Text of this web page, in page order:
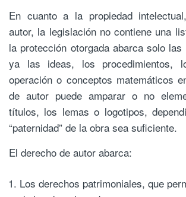
En cuanto a la propiedad
autor, la legislación no contiene una
la protección otorgada abarca solo
ya las ideas, los procedimientos,
operación o conceptos matemáticos
de autor puede amparar o no
títulos, los lemas o logotipos,
“paternidad” de la obra sea suficiente.
El derecho de autor abarca:
Los derechos patrimoniales, que